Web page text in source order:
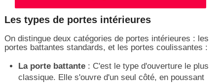
Les types de portes intérieures
On distingue deux catégories de portes intérieures : les
portes battantes standards, et les portes coulissantes :
La porte battante: C'est le type d'ouverture le plus
classique. Elle s'ouvre d'un seul côté, en poussant